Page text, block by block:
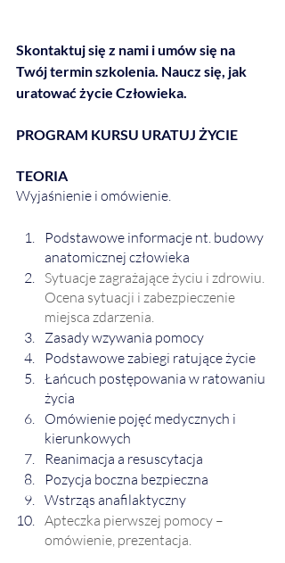
Skontaktuj się z nami i umów się na
Twój termin szkolenia. Naucz się, jak
uratować życie Człowieka.
PROGRAM KURSU URATUJ ŻYCIE
TEORIA
Wyjaśnienie i omówienie.
Podstawowe informacje nt. budowy
anatomicznej człowieka
Sytuacje zagrażające życiu i zdrowiu.
Ocena sytuacji i zabezpieczenie
miejsca zdarzenia.
Zasady wzywania pomocy
Podstawowe zabiegi ratujące życie
Łańcuch postępowania w ratowaniu
życia
Omówienie pojęć medycznych i
kierunkowych
Reanimacja a resuscytacja
Pozycja boczna bezpieczna
Wstrząs anafilaktyczny
Apteczka pierwszej pomocy –
omówienie, prezentacja.